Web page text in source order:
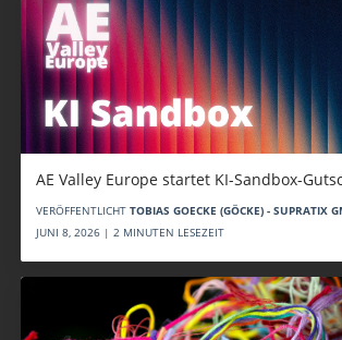
AE Valley Europe startet KI-Sandbox-
VERÖFFENTLICHT TOBIAS GOECKE (GÖCKE) - SUPRATIX
JUNI 8, 2026 | 2 MINUTEN LESEZEIT